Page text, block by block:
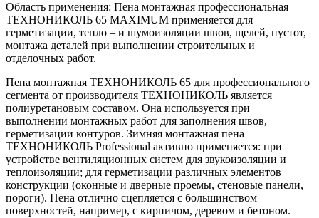
Область применения: Пена монтажная профессиональная
ТЕХНОНИКОЛЬ 65 MAXIMUM применяется для
герметизации, тепло – и шумоизоляции швов, щелей, пустот,
монтажа деталей при выполнении строительных и
отделочных работ.
Пена монтажная ТЕХНОНИКОЛЬ 65 для профессионального
сегмента от производителя ТЕХНОНИКОЛЬ является
полиуретановым составом. Она используется при
выполнении монтажных работ для заполнения швов,
герметизации контуров. Зимняя монтажная пена
ТЕХНОНИКОЛЬ Professional активно применяется: при
устройстве вентиляционных систем для звукоизоляции и
теплоизоляции; для герметизации различных элементов
конструкции (оконные и дверные проемы, стеновые панели,
пороги). Пена отлично сцепляется с большинством
поверхностей, например, с кирпичом, деревом и бетоном.